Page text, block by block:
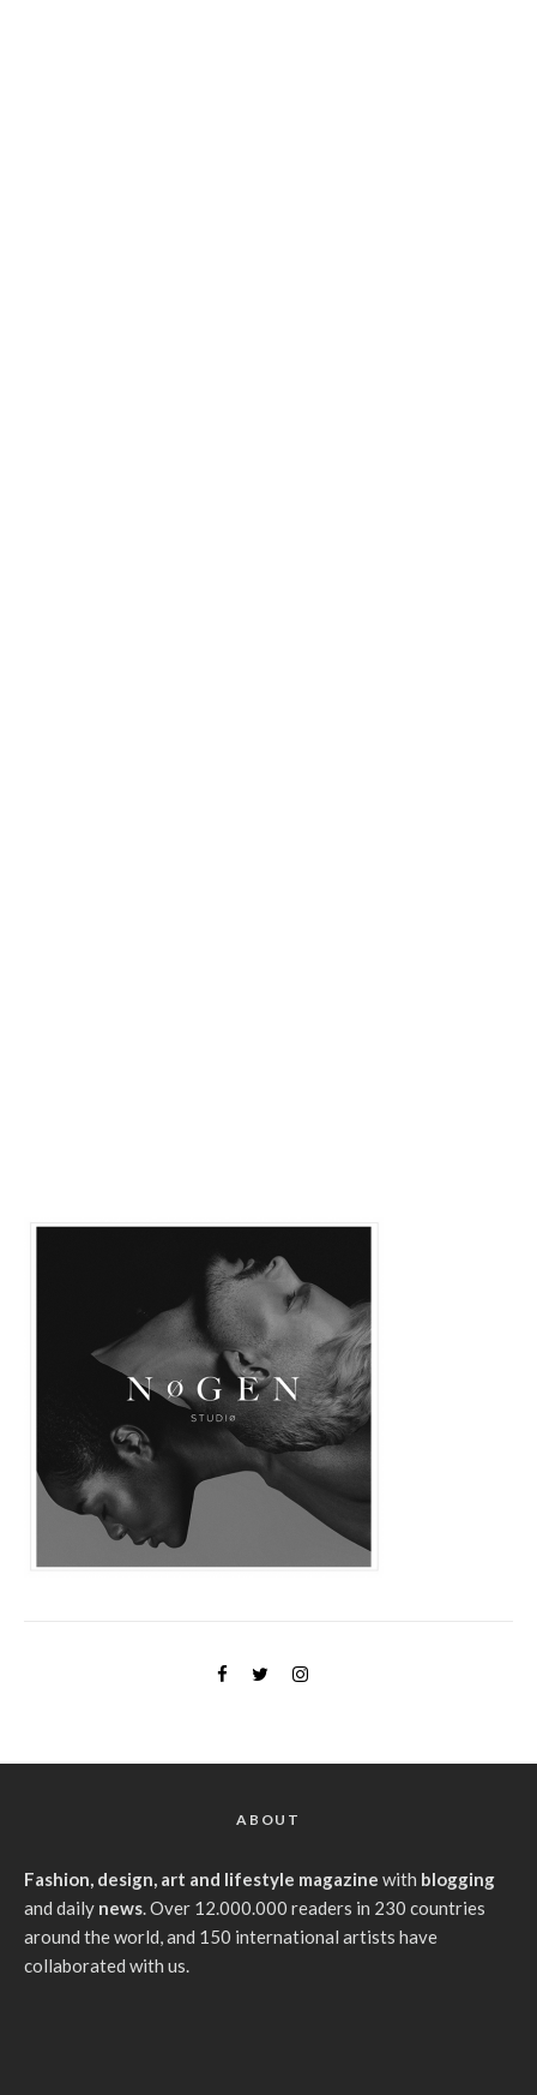
ABOUT
Fashion, design, art and lifestyle magazine with blogging
and daily news. Over 12.000.000 readers in 230 countries
around the world, and 150 international artists have
collaborated with us.